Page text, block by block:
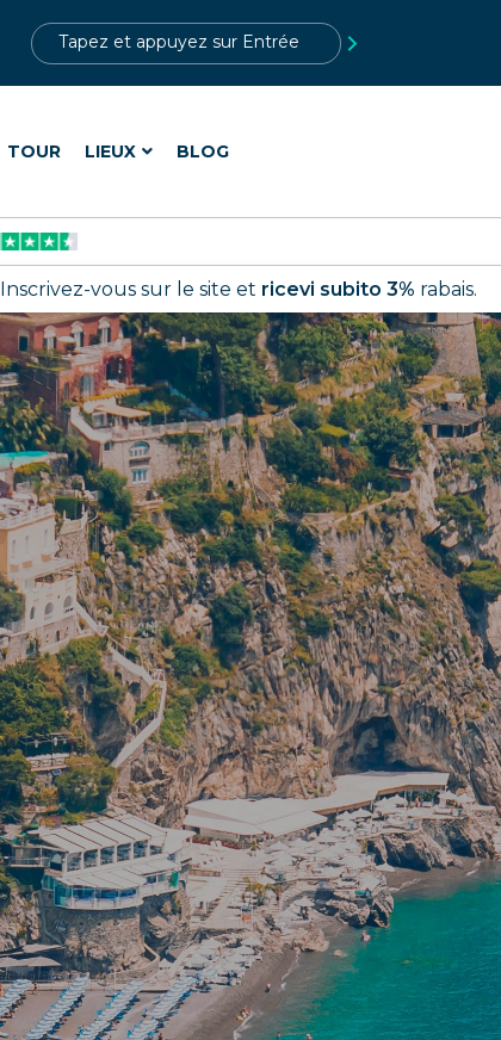
TOUR LIEUX BLOG
Inscrivez-vous sur le site et ricevi subito 3% rabais.